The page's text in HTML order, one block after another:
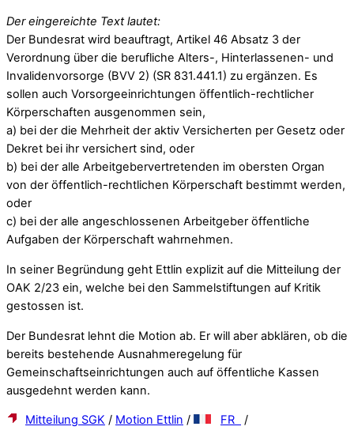
Der eingereichte Text lautet:
Der Bundesrat wird beauftragt, Artikel 46 Absatz 3 der
Verordnung über die berufliche Alters-, Hinterlassenen- und
Invalidenvorsorge (BVV 2) (SR 831.441.1) zu ergänzen. Es
sollen auch Vorsorgeeinrichtungen öffentlich-rechtlicher
Körperschaften ausgenommen sein,
a) bei der die Mehrheit der aktiv Versicherten per Gesetz oder
Dekret bei ihr versichert sind, oder
b) bei der alle Arbeitgebervertretenden im obersten Organ
von der öffentlich-rechtlichen Körperschaft bestimmt werden,
oder
c) bei der alle angeschlossenen Arbeitgeber öffentliche
Aufgaben der Körperschaft wahrnehmen.
In seiner Begründung geht Ettlin explizit auf die Mitteilung der
OAK 2/23 ein, welche bei den Sammelstiftungen auf Kritik
gestossen ist.
Der Bundesrat lehnt die Motion ab. Er will aber abklären, ob die
bereits bestehende Ausnahmeregelung für
Gemeinschaftseinrichtungen auch auf öffentliche Kassen
ausgedehnt werden kann.
Mitteilung SGK / Motion Ettlin / FR /